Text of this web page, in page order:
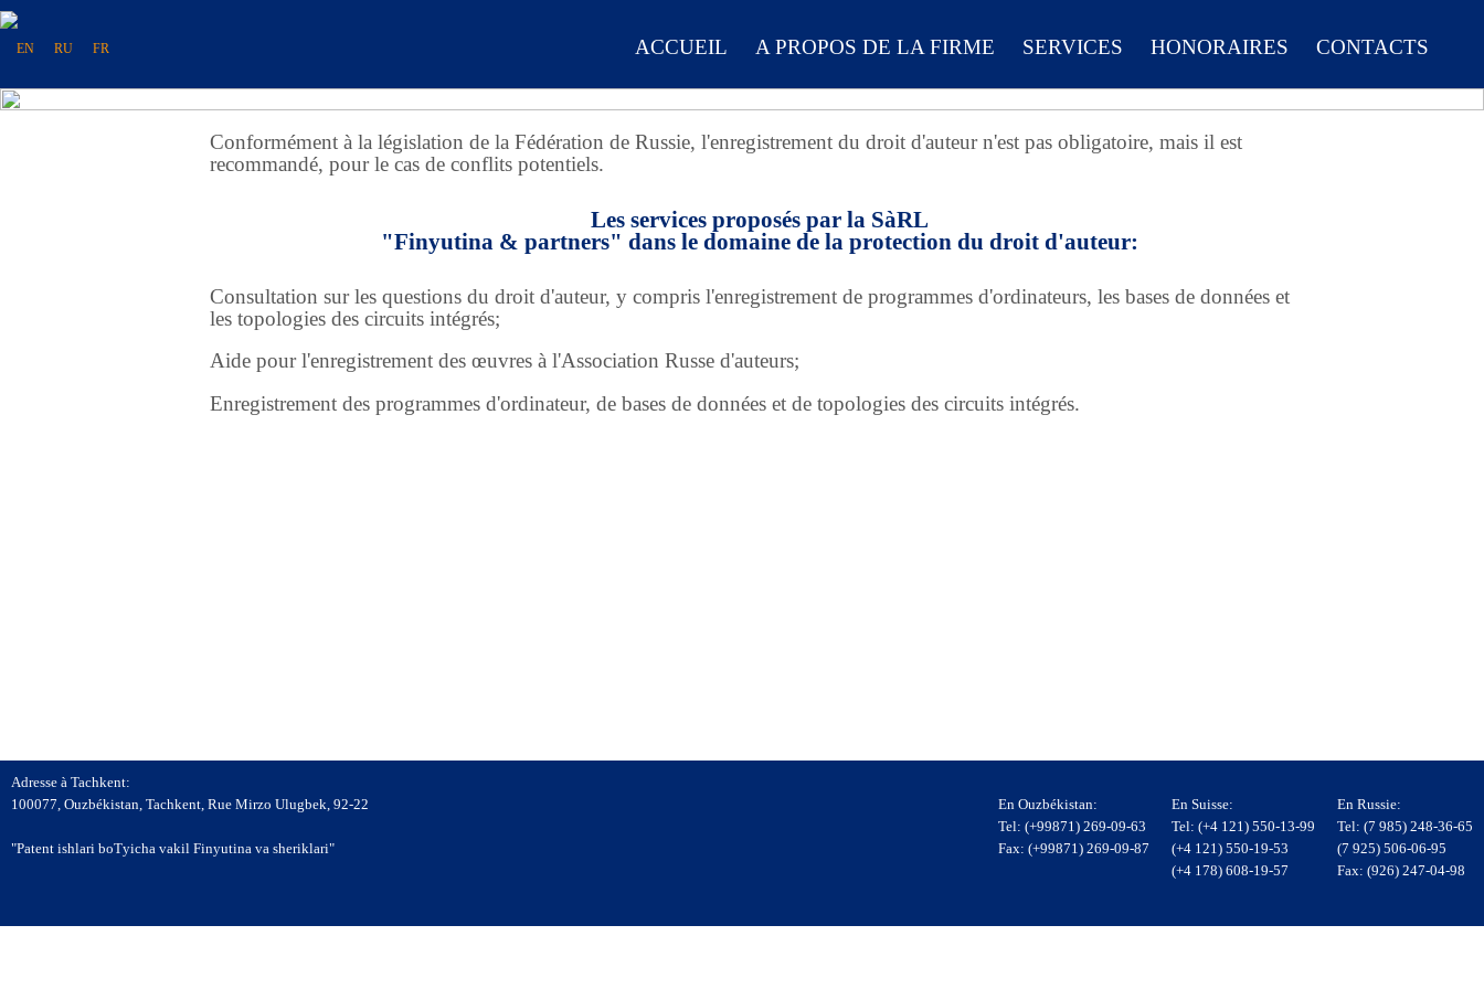
EN RU FR ACCUEIL A PROPOS DE LA FIRME SERVICES HONORAIRES CONTACTS
Conformément à la législation de la Fédération de Russie, l'enregistrement du droit d'auteur n'est pas obligatoire, mais il est
recommandé, pour le cas de conflits potentiels.
Les services proposés par la SàRL
"Finyutina & partners" dans le domaine de la protection du droit d'auteur:
Consultation sur les questions du droit d'auteur, y compris l'enregistrement de programmes d'ordinateurs, les bases de données et
les topologies des circuits intégrés;
Aide pour l'enregistrement des œuvres à l'Association Russe d'auteurs;
Enregistrement des programmes d'ordinateur, de bases de données et de topologies des circuits intégrés.
Adresse à Tachkent:
100077, Ouzbékistan, Tachkent, Rue Mirzo Ulugbek, 92-22
"Patent ishlari boТyicha vakil Finyutina va sheriklari"
En Ouzbékistan: En Suisse:
En Russie:
Tel: (+99871) 269-09-63
Fax: (+99871) 269-09-87
Tel: (+4 121) 550-13-99
(+4 121) 550-19-53
(+4 178) 608-19-57
Tel: (7 985) 248-36-65
(7 925) 506-06-95
Fax: (926) 247-04-98